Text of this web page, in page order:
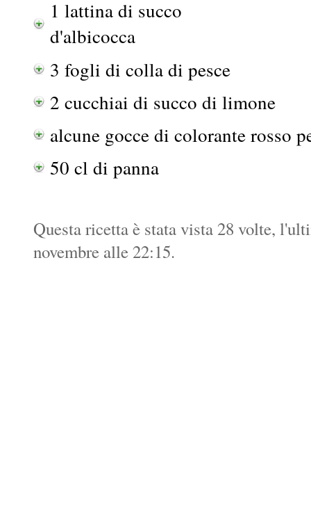
1 lattina di succo
d'albicocca
3 fogli di colla di pesce
2 cucchiai di succo di limone
alcune gocce di colorante rosso
50 cl di panna
Questa ricetta è stata vista 28 volte,
novembre alle 22:15.